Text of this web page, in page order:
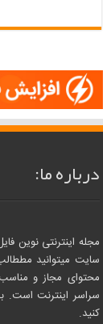
درباره ما:
مجله اینترنتی نوین
سایت میتوانید مططالب
محتوای مجاز و
سراسر اینترنت است.
کنید.